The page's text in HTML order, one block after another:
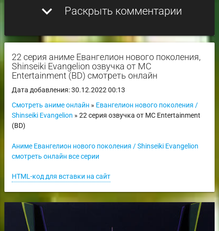
expand_more Раскрыть комментарии
22 серия аниме Евангелион нового поколения,
Shinseiki Evangelion озвучка от MC
Entertainment (BD) смотреть онлайн
Дата добавления: 30.12.2022 00:13
Смотреть аниме онлайн » Евангелион нового поколения /
Shinseiki Evangelion » 22 серия озвучка от MC Entertainment
(BD)
Аниме Евангелион нового поколения / Shinseiki Evangelion
смотреть онлайн все серии
HTML-код для вставки на сайт